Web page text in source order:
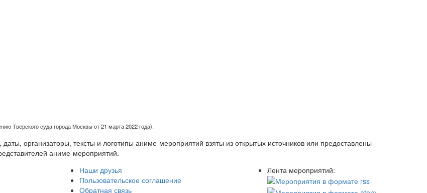
Тверского суда города Москвы от 21 марта 2022 года).
организаторы, тексты и логотипы аниме-мероприятий взяты из открытых источников или предоставлены
аниме-мероприятий.
Наши друзья
Пользовательское соглашение
Обратная связь
Лента мероприятий: